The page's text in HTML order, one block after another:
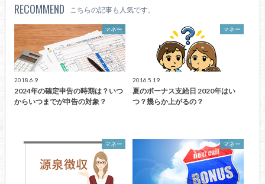
RECOMMEND こちらの記事も人気です。
マネー
2018.6.9
2024年の確定申告の時期は？いつ
からいつまでが申告の対象？
マネー
2016.5.19
夏のボーナス支給日 2020年はい
つ？幾らか上がるの？
マネー マネー